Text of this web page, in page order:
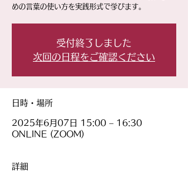
めの言葉の使い方を実践形式で学びます。
受付終了しました
次回の日程をご確認ください
日時・場所
2025年6月07日 15:00 – 16:30
ONLINE (ZOOM)
詳細